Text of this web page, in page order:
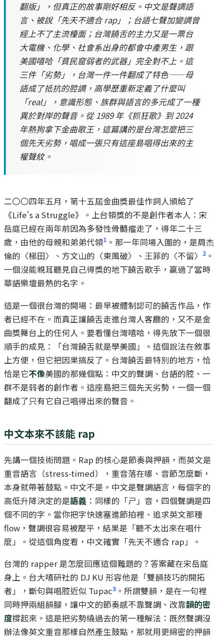
翻版」，但真正的故事剛好相反。中文是聲調語
言、被說「先天不適合 rap」；台語七聲加變調曾
經上不了主流檯面；台灣饒舌的主力又是一票台
大電機、化學、社會系出身的都會中產男生，跟
美國嘻哈「貧民窟弱者的武器」完全對不上。這
三件「劣勢」，台灣一件一件翻成了特色——母
語成了抵抗的腔調，高學歷重新定義了什麼叫
「real」，意識形態、族群與語言的多元成了一種
異於對岸的聲音。從 1989 年《抓狂歌》到 2024
年熱狗拿下金曲歌王，這篇講的是台灣怎麼把三
個先天劣勢，唱成一張只有這座島唱得出來的主
權聲紋。
二〇〇四年五月，第十五屆金曲獎最佳作詞人頒給了
《Life's a Struggle》。上台領獎的不是創作者本人：宋
岳庭已經在兩年前因為多發性骨髓瘤走了，得年二十三
歲，由他的母親和弟弟代領1 。那一年同場入圍的，是周杰
倫的〈梯田〉、方文山的〈東風破〉、王菲的〈不留〉 2 。
一個沒能親耳聽見自己得獎的地下饒舌歌手，贏過了當時
華語樂壇最熱的名字。
這是一個很台灣的開場：最早被體制認可的饒舌作品，作
者已經不在。而真正讓饒舌走進台灣人客廳的，又不是金
曲獎舞台上的任何人。要看懂台灣嘻哈，得先放下一個很
順手的成見：「台灣饒舌就是學美國」。這個說法在敘事
上方便，但它把因果搞反了。台灣饒舌最特別的地方，恰
恰是它不像美國的那幾個點：中文的聲調、台語的腔、一
群不是弱者的創作者。這座島把三個先天劣勢，一個一個
翻成了只有它自己唱得出來的聲音。
中文本來不該能 rap
先講一個技術問題。Rap 的核心是節奏與押韻，而英文是
重音語言（stress-timed），重音落在哪、音節怎麼斷，
本身就帶著鼓點。中文不是。中文是聲調語言，每個字的
高低升降決定的是語義 ：同樣的「ㄕ」音，四個聲調是四
個不同的字。當你把字快速塞進節拍裡、追求英文那種
flow，聲調很容易被壓平，結果是「聽不太出來在唱什
麼」。從這個角度看，中文確實「先天不適合 rap」。
台灣的 rapper 是怎麼回應這個難題的？答案藏在宋岳庭
身上。台大嘻研社的 DJ KU 形容他是「雙韻技巧的開拓
者」，斷句與唱腔近似 Tupac3 。所謂雙韻，是在一句裡
同時押兩組韻腳，讓中文的節奏感不靠聲調、改靠韻的密
度撐起來。這是把劣勢繞過去的第一種解法：既然聲調沒
辦法像英文重音那樣自然產生鼓點，那就用更綿密的押韻